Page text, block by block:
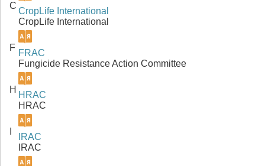
C
CropLife International
CropLife International
F
FRAC
Fungicide Resistance Action Committee
H
HRAC
HRAC
IRAC
IRAC